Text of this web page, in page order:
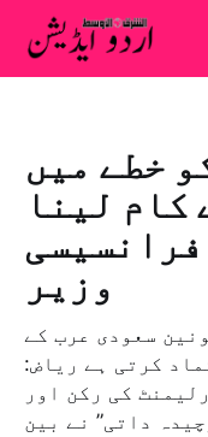
خطے میں
کام لینا
وزیر
سعودی عرب کے
کرتی ہے ریاض:
کی رکن اور
داتی” نے بین